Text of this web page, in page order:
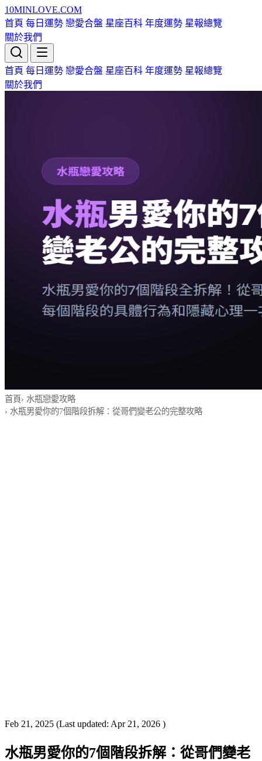
10MINLOVE.COM
首頁 每日運勢 戀愛合盤 星座百科 年度運勢 星報總覽
關於我們
首頁 每日運勢 戀愛合盤 星座百科 年度運勢 星報總覽
關於我們
首頁› 水瓶戀愛攻略
› 水瓶男愛你的7個階段拆解：從哥們變老公的完整攻略
Feb 21, 2025 (Last updated: Apr 21, 2026 )
水瓶男愛你的7個階段拆解：從哥們變老